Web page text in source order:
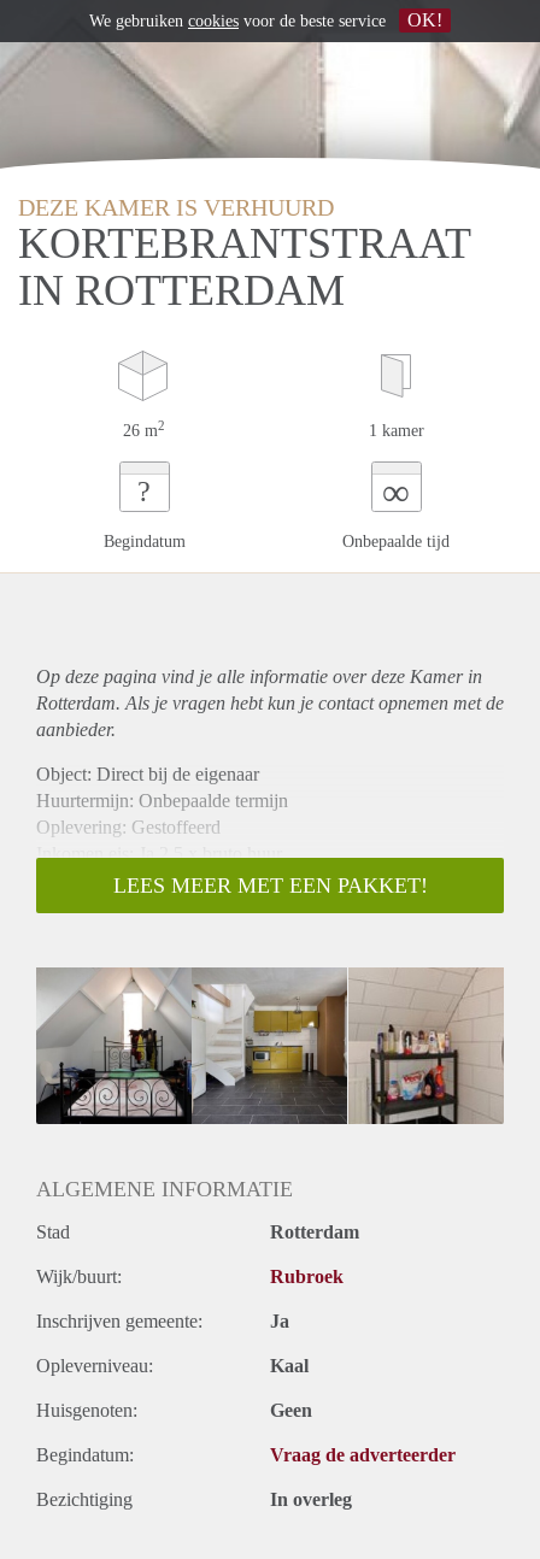
DEZE KAMER IS VERHUURD
KORTEBRANTSTRAAT
IN ROTTERDAM
26 m2 1 kamer
?
Begindatum
∞
Onbepaalde tijd
Op deze pagina vind je alle informatie over deze Kamer in
Rotterdam. Als je vragen hebt kun je contact opnemen met de
aanbieder.
Object: Direct bij de eigenaar
Huurtermijn: Onbepaalde termijn
Oplevering: Gestoffeerd
Inkomen eis: Ja 2,5 x bruto huur
Garantiestelling mogelijk: Ja
Borg: 1 maand
Gedeelde keuken: Nee
Gedeelde Douche: Nee
Gedeelde woonkamer: Nee
Huisgenoten: Nee
Geslacht huisgenoten: N.v.t.
LEES MEER MET EEN PAKKET!
ALGEMENE INFORMATIE
Stad Rotterdam
Wijk/buurt: Rubroek
Inschrijven gemeente: Ja
Opleverniveau: Kaal
Huisgenoten: Geen
Begindatum: Vraag de adverteerder
Bezichtiging In overleg
We gebruiken cookies voor de beste service OK!